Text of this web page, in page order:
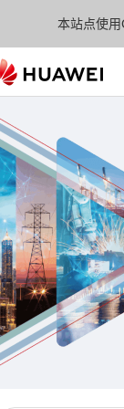
本站点使